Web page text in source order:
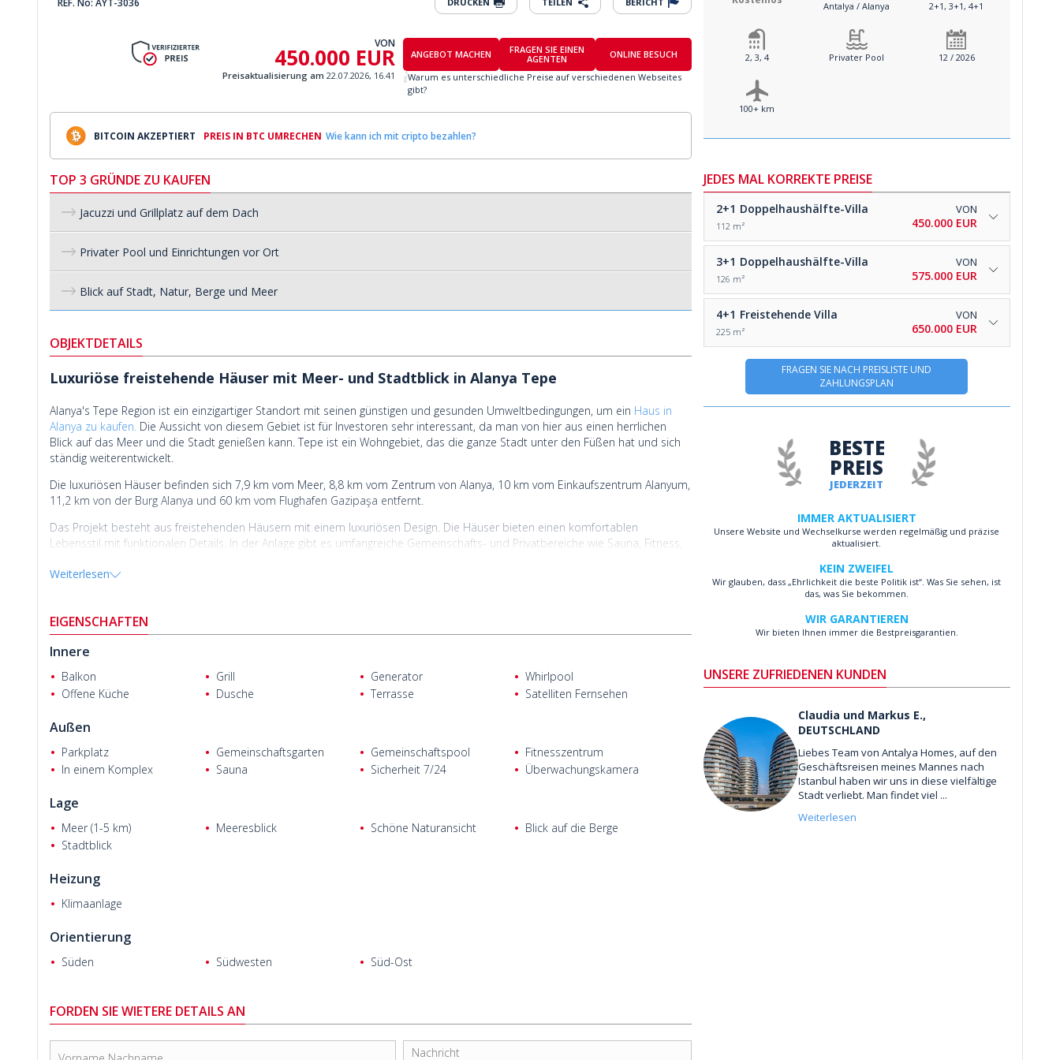
VON
450.000 EUR
Preisaktualisierung am 22.07.2026, 16.41
ANGEBOT MACHEN
FRAGEN SIE EINEN
AGENTEN
ONLINE BESUCH
Warum es unterschiedliche Preise auf verschiedenen Webseites
gibt?
BITCOIN AKZEPTIERT PREIS IN BTC UMRECHEN Wie kann ich mit cripto bezahlen?
Antalya / Alanya 2+1, 3+1, 4+1
2, 3, 4 Privater Pool 12 / 2026
100+ km
JEDES MAL KORREKTE PREISE
2+1 Doppelhaushälfte-Villa
112 m²
VON
450.000 EUR
3+1 Doppelhaushälfte-Villa
126 m²
VON
575.000 EUR
4+1 Freistehende Villa
225 m²
VON
650.000 EUR
FRAGEN SIE NACH PREISLISTE UND
ZAHLUNGSPLAN
TOP 3 GRÜNDE ZU KAUFEN
Jacuzzi und Grillplatz auf dem Dach
Privater Pool und Einrichtungen vor Ort
Blick auf Stadt, Natur, Berge und Meer
OBJEKTDETAILS
Luxuriöse freistehende Häuser mit Meer- und Stadtblick in Alanya Tepe
Alanya's Tepe Region ist ein einzigartiger Standort mit seinen günstigen und gesunden Umweltbedingungen, um ein Haus in
Alanya zu kaufen. Die Aussicht von diesem Gebiet ist für Investoren sehr interessant, da man von hier aus einen herrlichen
Blick auf das Meer und die Stadt genießen kann. Tepe ist ein Wohngebiet, das die ganze Stadt unter den Füßen hat und sich
ständig weiterentwickelt.
Die luxuriösen Häuser befinden sich 7,9 km vom Meer, 8,8 km vom Zentrum von Alanya, 10 km vom Einkaufszentrum Alanyum,
11,2 km von der Burg Alanya und 60 km vom Flughafen Gazipaşa entfernt.
Das Projekt besteht aus freistehenden Häusern mit einem luxuriösen Design. Die Häuser bieten einen komfortablen
Lebensstil mit funktionalen Details. In der Anlage gibt es umfangreiche Gemeinschafts- und Privatbereiche wie Sauna, Fitness,
Laminatböden, Duschkabinen und Klimaanlagen ausgestattet.
Weiterlesen
EIGENSCHAFTEN
Innere
Balkon Grill Generator
Whirlpool
Offene Küche
Dusche Terrasse Satelliten Fernsehen
Außen
Parkplatz Gemeinschaftsgarten Gemeinschaftspool
Fitnesszentrum
In einem Komplex
Sauna Sicherheit 7/24 Überwachungskamera
Lage
Meer (1-5 km) Meeresblick Schöne Naturansicht
Blick auf die Berge
Stadtblick
Heizung
Klimaanlage
Orientierung
Süden Südwesten Süd-Ost
JEDERZEIT
BESTE
PREIS
IMMER AKTUALISIERT
Unsere Website und Wechselkurse werden regelmäßig und präzise
aktualisiert.
KEIN ZWEIFEL
Wir glauben, dass „Ehrlichkeit die beste Politik ist“. Was Sie sehen, ist
das, was Sie bekommen.
WIR GARANTIEREN
Wir bieten Ihnen immer die Bestpreisgarantien.
UNSERE ZUFRIEDENEN KUNDEN
Claudia Und Markus E.
Claudia und Markus E.,
DEUTSCHLAND
Liebes Team von Antalya Homes, auf den
Geschäftsreisen meines Mannes nach
Istanbul haben wir uns in diese vielfältige
Stadt verliebt. Man findet viel ...
Weiterlesen
FORDEN SIE WIETERE DETAILS AN